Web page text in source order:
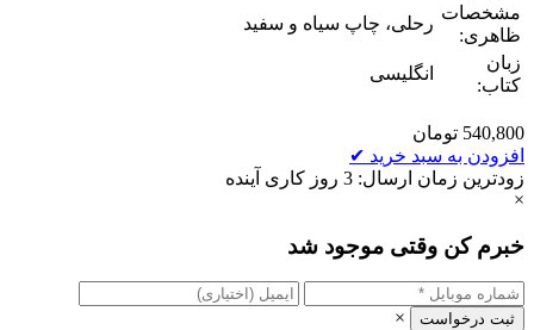
مشخصات
ظاهری:
رحلی، چاپ سیاه و سفید
زبان
کتاب:
انگلیسی
540,800 تومان
افزودن به سبد خرید ✔
زودترین زمان ارسال: 3 روز کاری آینده
×
خبرم کن وقتی موجود شد
ثبت درخواست
×